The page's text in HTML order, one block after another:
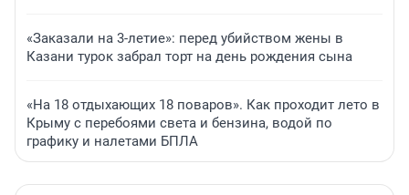
«Заказали на 3-летие»: перед убийством жены в
Казани турок забрал торт на день рождения сына
«На 18 отдыхающих 18 поваров». Как проходит лето в
Крыму с перебоями света и бензина, водой по
графику и налетами БПЛА